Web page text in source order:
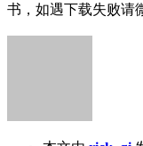
书，如遇下载失败请